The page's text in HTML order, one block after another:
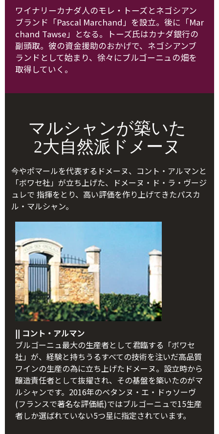
ワイナリーカナダ人のモレ・トーズとネゴシアン
ブランド「Pascal Marchand」を設立。後に「Mar
chand Tawse」となる。トーズ氏はカナダ銀行の
副頭取。彼の資金援助のおかげで、ネゴシアンブ
ランドとして始まり、徐々にブルゴーニュの畑を
取得していく。
マルシャンが築いた
2大自然派ドメーヌ
今やポマールを代表するドメーヌ、コント・アルマンと
「ボワセ社」が立ち上げた、ドメーヌ・ド・ラ・ヴージ
ュレで 指揮をとり、高い評価を作り上げてきたパスカ
ル・マルシャン。
|| コント・アルマン
ブルゴーニュ最大の生産者として君臨する「ボワセ
社」が、経験と持ちうるすべての技術を注いだ高品質
ワインの生産の為に立ち上げたドメーヌ。設立時から
醸造責任者として抜擢され、その基盤を築いたのがマ
ルシャンです。2016年のベタンヌ・エ・ドゥソーヴ
(フランスで著名な評価紙)ではブルゴーニュで15生産
者しか選ばれていない5つ星に指定されています。